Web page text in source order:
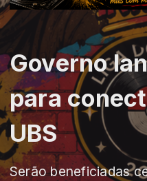
Governo
para
UBS
Serão beneficiadas